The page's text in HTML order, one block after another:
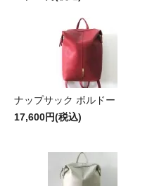
ナップサック ボルドー
17,600円(税込)